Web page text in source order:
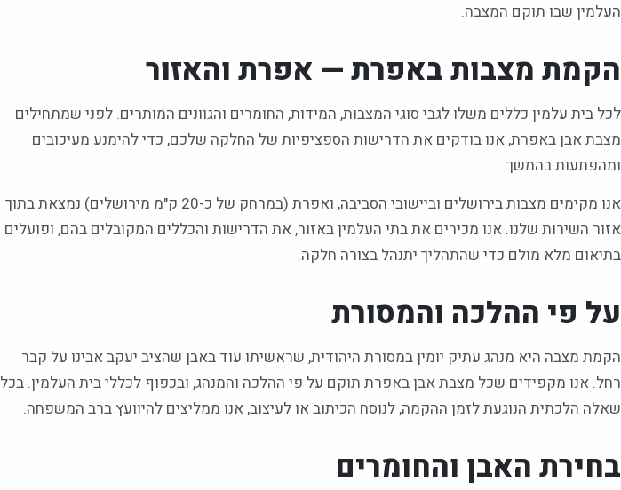
העלמין שבו תוקם המצבה.
הקמת מצבות באפרת — אפרת והאזור
לכל בית עלמין כללים משלו לגבי סוגי המצבות, המידות, החומרים והגוונים המותרים. לפני שמתחילים
מצבת אבן באפרת, אנו בודקים את הדרישות הספציפיות של החלקה שלכם, כדי להימנע מעיכובים
ומהפתעות בהמשך.
אנו מקימים מצבות בירושלים וביישובי הסביבה, ואפרת (במרחק של כ-20 ק"מ מירושלים) נמצאת בתוך
אזור השירות שלנו. אנו מכירים את בתי העלמין באזור, את הדרישות והכללים המקובלים בהם, ופועלים
בתיאום מלא מולם כדי שהתהליך יתנהל בצורה חלקה.
על פי ההלכה והמסורת
הקמת מצבה היא מנהג עתיק יומין במסורת היהודית, שראשיתו עוד באבן שהציב יעקב אבינו על קבר
רחל. אנו מקפידים שכל מצבת אבן באפרת תוקם על פי ההלכה והמנהג, ובכפוף לכללי בית העלמין. בכל
שאלה הלכתית הנוגעת לזמן ההקמה, לנוסח הכיתוב או לעיצוב, אנו ממליצים להיוועץ ברב המשפחה.
בחירת האבן והחומרים